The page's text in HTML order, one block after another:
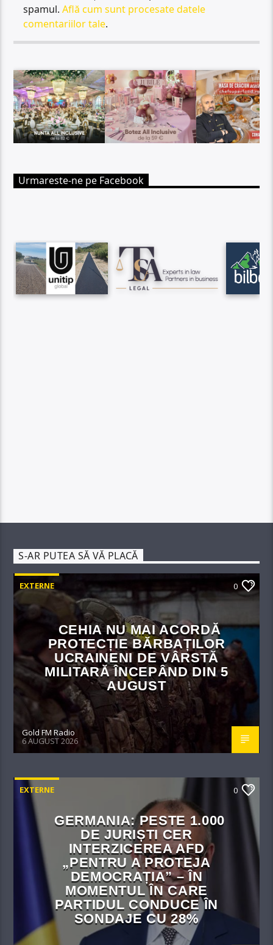
spamul.Află cum sunt procesate datele
comentariilor tale.
Urmareste-ne pe Facebook
S-AR PUTEA SĂ VĂ PLACĂ
EXTERNE 0
CEHIA NU MAI ACORDĂ
PROTECȚIE BĂRBAȚILOR
UCRAINENI DE VÂRSTĂ
MILITARĂ ÎNCEPÂND DIN 5
AUGUST
Gold FM Radio
6 AUGUST 2026
EXTERNE 0
GERMANIA: PESTE 1.000
DE JURIȘTI CER
INTERZICEREA AFD
„PENTRU A PROTEJA
DEMOCRAȚIA” – ÎN
MOMENTUL ÎN CARE
PARTIDUL CONDUCE ÎN
SONDAJE CU 28%